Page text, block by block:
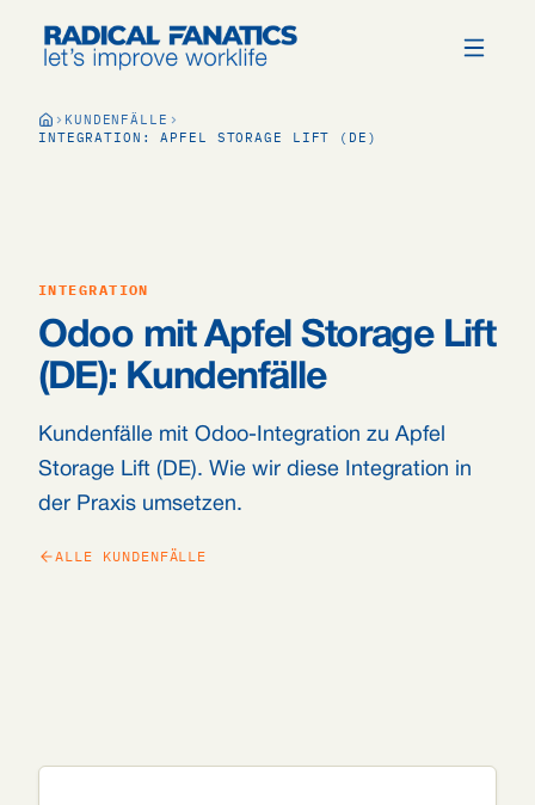
KUNDENFÄLLE
INTEGRATION: APFEL STORAGE LIFT (DE)
INTEGRATION
Odoo mit Apfel Storage Lift
(DE): Kundenfälle
Kundenfälle mit Odoo-Integration zu Apfel
Storage Lift (DE). Wie wir diese Integration in
der Praxis umsetzen.
ALLE KUNDENFÄLLE